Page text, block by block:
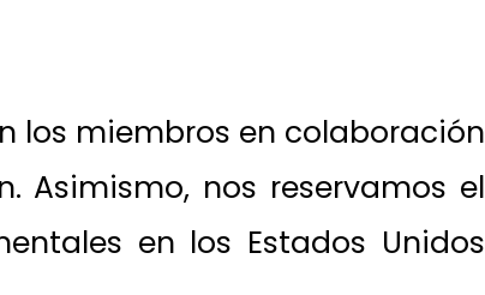
los miembros en colaboración
Asimismo, nos reservamos el
en los Estados Unidos